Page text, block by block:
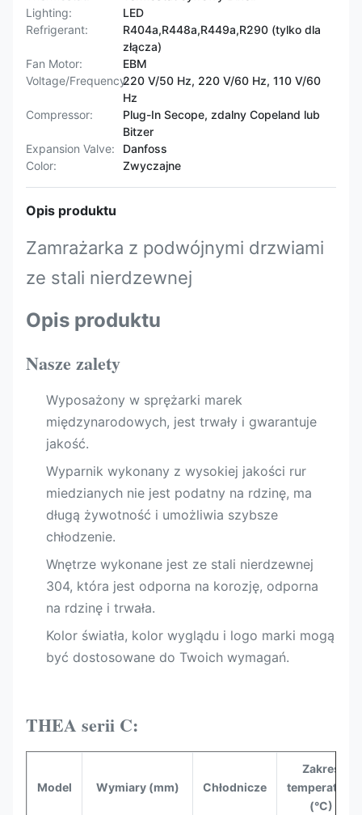
Lighting:
LED
Refrigerant:
R404a,R448a,R449a,R290 (tylko dla
złącza)
Fan Motor:
EBM
Voltage/Frequency:220 V/50 Hz, 220 V/60 Hz, 110 V/60
Hz
Compressor:
Plug-In Secope, zdalny Copeland lub
Bitzer
Expansion Valve:
Danfoss
Color:
Zwyczajne
Opis produktu
Zamrażarka z podwójnymi drzwiami
ze stali nierdzewnej
Opis produktu
Nasze zalety
Wyposażony w sprężarki marek
międzynarodowych, jest trwały i gwarantuje
jakość.
Wyparnik wykonany z wysokiej jakości rur
miedzianych nie jest podatny na rdzinę, ma
długą żywotność i umożliwia szybsze
chłodzenie.
Wnętrze wykonane jest ze stali nierdzewnej
304, która jest odporna na korozję, odporna
na rdzinę i trwała.
Kolor światła, kolor wyglądu i logo marki mogą
być dostosowane do Twoich wymagań.
THEA serii C:
Model Wymiary (mm) Chłodnicze
Zakres
temperatury
(°C)